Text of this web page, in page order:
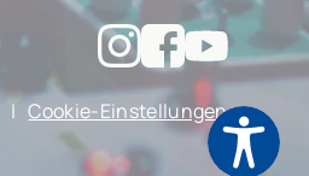
| Cookie-Einstellungen